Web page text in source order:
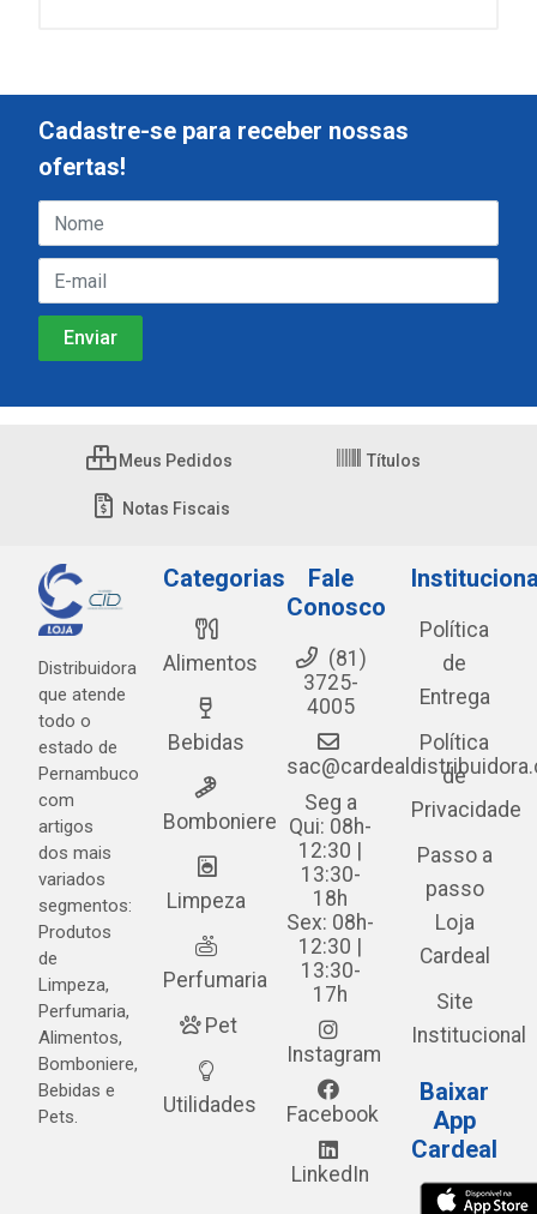
Cadastre-se para receber nossas
ofertas!
Meus Pedidos Títulos
Notas Fiscais
Distribuidora
que atende
todo o
estado de
Pernambuco
com
artigos
dos mais
variados
segmentos:
Produtos
de
Limpeza,
Perfumaria,
Alimentos,
Bomboniere,
Bebidas e
Pets.
Categorias
Alimentos
Bebidas
Bomboniere
Limpeza
Perfumaria
Pet
Utilidades
Fale
Conosco
(81)
3725-
4005
Seg a
Qui: 08h-
12:30 |
13:30-
18h
Sex: 08h-
12:30 |
13:30-
17h
Instagram
Facebook
LinkedIn
Política
de
Entrega
Política
de
Privacidade
Passo a
passo
Loja
Cardeal
Site
Institucional
Baixar
App
Cardeal